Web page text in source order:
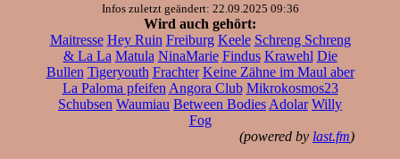
Infos zuletzt geändert: 22.09.2025 09:36
Wird auch gehört:
Maitresse Hey Ruin Freiburg Keele Schreng Schreng
& La La Matula NinaMarie Findus Krawehl Die
Bullen Tigeryouth Frachter Keine Zähne im Maul aber
La Paloma pfeifen Angora Club Mikrokosmos23
Schubsen Waumiau Between Bodies Adolar Willy
Fog
(powered by last.fm)